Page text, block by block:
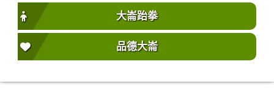
大崙跆拳
品德大崙